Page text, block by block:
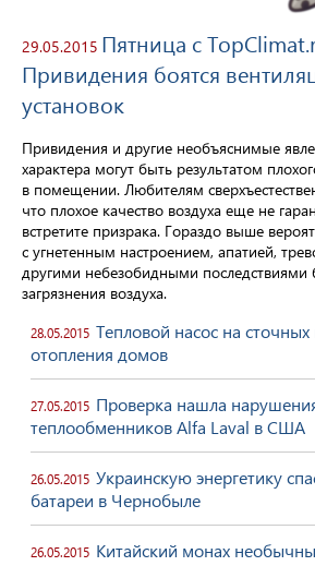
29.05.2015 Пятница с
Привидения боятся
установок
Привидения и другие необъяснимые
характера могут быть результатом
в помещении. Любителям
что плохое качество воздуха еще не
встретите призрака. Гораздо выше
с угнетенным настроением, апатией,
другими небезобидными последствиями
загрязнения воздуха.
28.05.2015 Тепловой насос на сточных
отопления домов
27.05.2015 Проверка нашла
теплообменников Alfa Laval в США
26.05.2015 Украинскую энергетику
батареи в Чернобыле
26.05.2015 Китайский монах